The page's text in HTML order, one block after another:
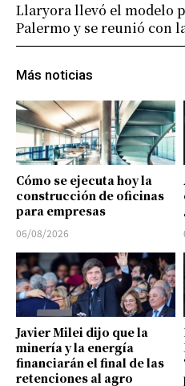
Más noticias
Cómo se ejecuta hoy la
construcción de oficinas
para empresas
06/08/2026
Javier Milei dijo que la
minería y la energía
financiarán el final de las
retenciones al agro
Llaryora llevó el modelo
Palermo y se reunió con